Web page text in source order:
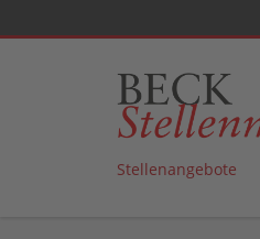
Stellenangebote